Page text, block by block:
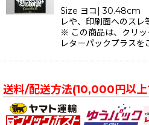
Size ヨコ| 30.48cm
レや、印刷面へのスレ
※ この商品は、クリ
レターパックプラスを
送料/配送方法(10,000円以上